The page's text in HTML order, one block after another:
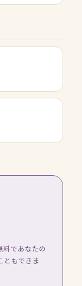
料であなたの
ともできま